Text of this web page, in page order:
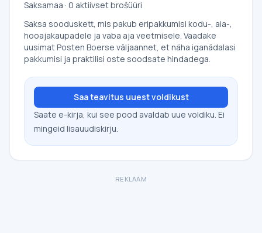
Saksamaa · 0 aktiivset brošüüri
Saksa sooduskett, mis pakub eripakkumisi kodu-, aia-,
hooajakaupadele ja vaba aja veetmisele. Vaadake
uusimat Posten Boerse väljaannet, et näha iganädalasi
pakkumisi ja praktilisi oste soodsate hindadega.
Saa teavitus uuest voldikust
Saate e-kirja, kui see pood avaldab uue voldiku. Ei
mingeid lisauudiskirju.
REKLAAM